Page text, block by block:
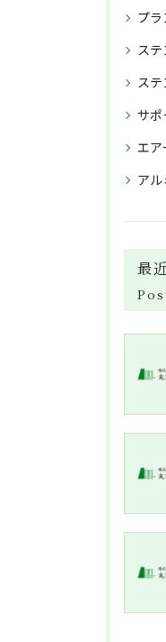
プ
ス
ス
サ
エア
ア
最